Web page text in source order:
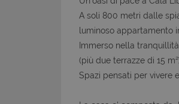
A soli 800 metri dalle
luminoso appartamento
Immerso nella
(più due terrazze di 15
Spazi pensati per vivere